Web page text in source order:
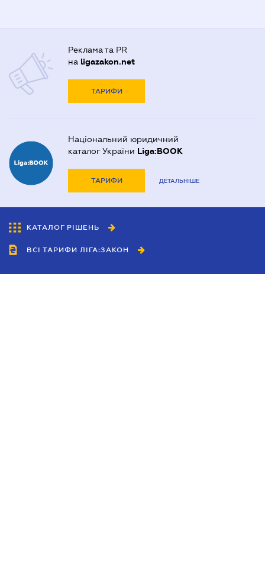
Реклама та PR
на ligazakon.net
ТАРИФИ
Національний юридичний
каталог України Liga:BOOK
ТАРИФИ ДЕТАЛЬНІШЕ
КАТАЛОГ РІШЕНЬ
ВСІ ТАРИФИ ЛІГА:ЗАКОН